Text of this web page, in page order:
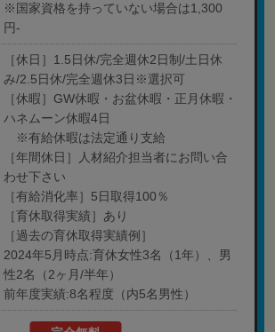
※国家資格を持っていない場合は1,300
円-
［休日］1.5日休/完全週休2日制/土日休
み/2.5日休/完全週休3日※選択可
［休暇］GW休暇・お盆休暇・正月休暇・
ハネムーン休暇4日
※有給休暇は法定通り支給
［年間休日］人材紹介担当者にお問い合
わせ下さい
［有給消化率］5日取得100％
［育休取得実績］あり
［過去の育休取得実績例］
2024年5月時点:育休女性3名（1年）、男
性2名（2ヶ月/半年）
前年度実績:8名程度（内5名男性）